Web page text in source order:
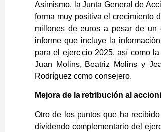
Asimismo, la Junta General de
forma muy positiva el crecimiento
millones de euros a pesar de un
informe que incluye la
para el ejercicio 2025, así como
Juan Molins, Beatriz Molins y
Rodríguez como consejero.
Mejora de la retribución al
Otro de los puntos que ha
dividendo complementario del